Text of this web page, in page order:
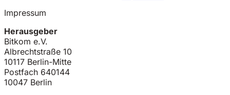
Impressum
Herausgeber
Bitkom e.V.
Albrechtstraße 10
10117 Berlin-Mitte
Postfach 640144
10047 Berlin